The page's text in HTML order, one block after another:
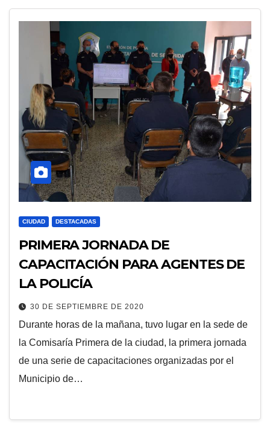
CIUDAD DESTACADAS
PRIMERA JORNADA DE
CAPACITACIÓN PARA AGENTES DE
LA POLICÍA
30 DE SEPTIEMBRE DE 2020
Durante horas de la mañana, tuvo lugar en la sede de
la Comisaría Primera de la ciudad, la primera jornada
de una serie de capacitaciones organizadas por el
Municipio de…